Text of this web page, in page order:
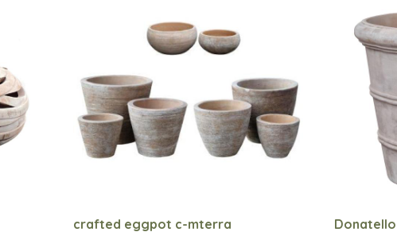
crafted eggpot c-mterra
Donatello